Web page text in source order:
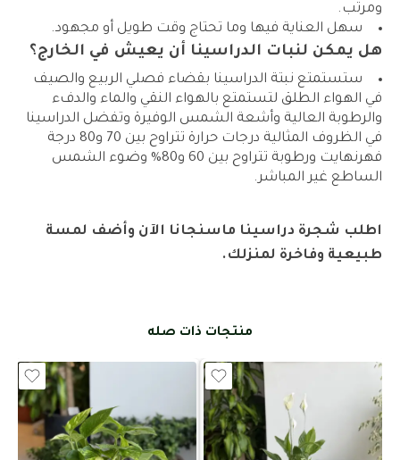
ومرتب.
سهل العناية فيها وما تحتاج وقت طويل أو مجهود.
هل يمكن لنبات الدراسينا أن يعيش في الخارج؟‬‏
ستستمتع نبتة الدراسينا بقضاء فصلي الربيع والصيف
في الهواء الطلق لتستمتع بالهواء النقي والماء والدفء
والرطوبة العالية وأشعة الشمس الوفيرة وتفضل الدراسينا
في الظروف المثالية درجات حرارة تتراوح بين 70 و80 درجة
فهرنهايت ورطوبة تتراوح بين 60 و80% وضوء الشمس
الساطع غير المباشر.
اطلب شجرة دراسينا ماسنجانا الآن وأضف لمسة
طبيعية وفاخرة لمنزلك.
منتجات ذات صله